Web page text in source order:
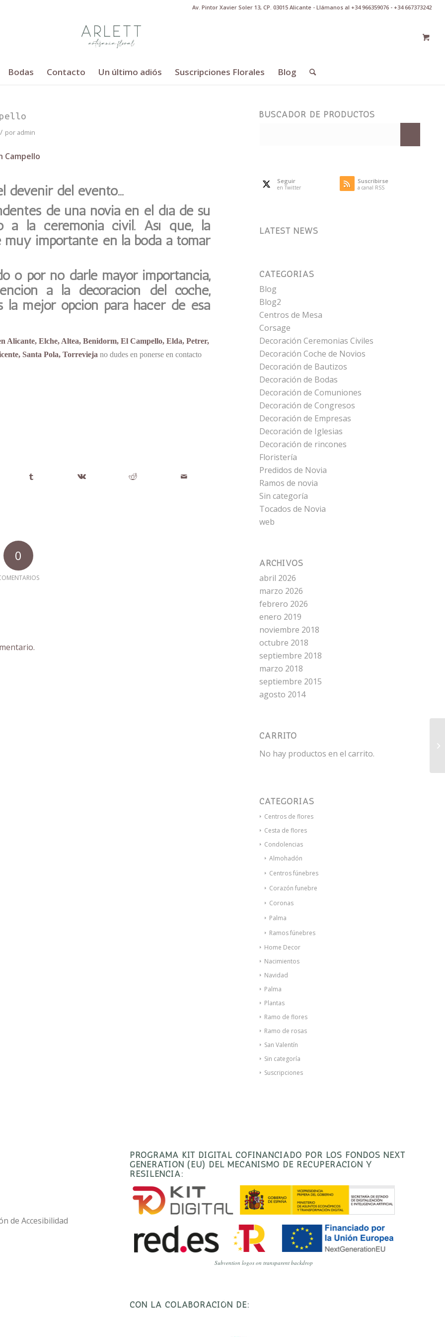
Av. Pintor Xavier Soler 13, CP. 03015 Alicante - Llámanos al +34 966359076 - +34 667373242
Bodas Contacto Un último adiós Suscripciones Florales Blog
/ por admin
Campello
devenir del evento…
de una novia en el día de su
a la ceremonia civil. Así que, la
muy importante en la boda a tomar
o por no darle mayor importancia,
a la decoración del coche,
la mejor opción para hacer de esa
Alicante, Elche, Altea, Benidorm, El Campello, Elda, Petrer,
Santa Pola, Torrevieja no dudes en ponerse en contacto
0
BUSCADOR DE PRODUCTOS
Seguir
en Twitter
Suscribirse
a canal RSS
LATEST NEWS
CATEGORÍAS
Blog
Blog2
Centros de Mesa
Corsage
Decoración Ceremonias Civiles
Decoración Coche de Novios
Decoración de Bautizos
Decoración de Bodas
Decoración de Comuniones
Decoración de Congresos
Decoración de Empresas
Decoración de Iglesias
Decoración de rincones
Floristería
Predidos de Novia
Ramos de novia
Sin categoría
Tocados de Novia
web
ARCHIVOS
abril 2026
marzo 2026
febrero 2026
enero 2019
noviembre 2018
octubre 2018
septiembre 2018
marzo 2018
septiembre 2015
agosto 2014
CARRITO
No hay productos en el carrito.
CATEGORÍAS
Centros de flores
Cesta de flores
Condolencias
Almohadón
Centros fúnebres
Corazón funebre
Coronas
Palma
Ramos fúnebres
Home Decor
Nacimientos
Navidad
Palma
Plantas
Ramo de flores
Ramo de rosas
San Valentín
Sin categoría
Suscripciones
de Accesibilidad
PROGRAMA KIT DIGITAL COFINANCIADO POR LOS FONDOS NEXT
GENERATION (EU) DEL MECANISMO DE RECUPERACIÓN Y
RESILENCIA:
Subvention logos on transparent backdrop
CON LA COLABORACIÓN DE: